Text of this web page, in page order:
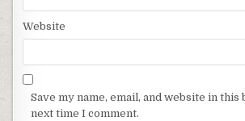
Website
Save my name, email, and website in
next time I comment.